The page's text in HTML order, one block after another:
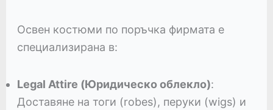
Освен костюми по поръчка фирмата е
специализирана в:
Legal Attire (Юридическо облекло):
Доставяне на тоги (robes), перуки (wigs) и